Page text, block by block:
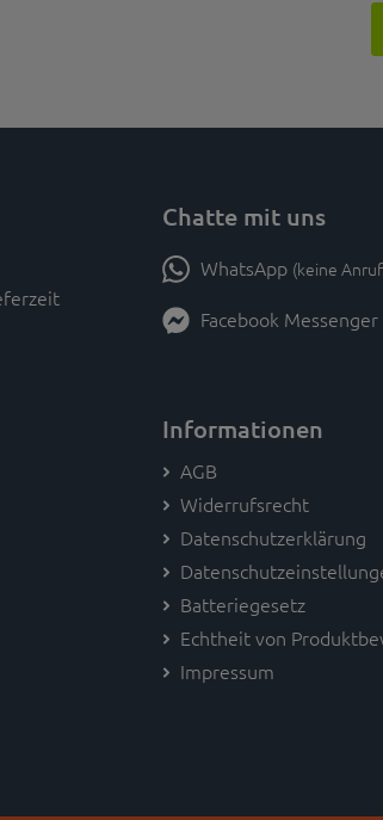
Chatte mit uns
WhatsApp (keine
Facebook Messenger
Informationen
AGB
Widerrufsrecht
Datenschutzerklärung
Batteriegesetz
Echtheit von
Impressum